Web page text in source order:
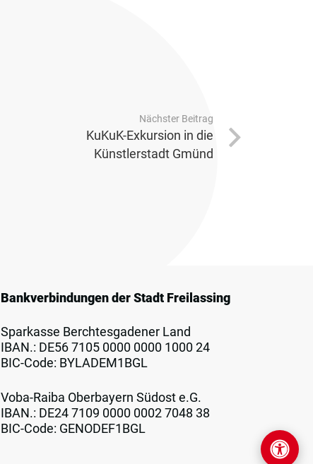
Nächster Beitrag
KuKuK-Exkursion in die
Künstlerstadt Gmünd
Bankverbindungen der Stadt Freilassing
Sparkasse Berchtesgadener Land
IBAN.: DE56 7105 0000 0000 1000 24
BIC-Code: BYLADEM1BGL
Voba-Raiba Oberbayern Südost e.G.
IBAN.: DE24 7109 0000 0002 7048 38
BIC-Code: GENODEF1BGL